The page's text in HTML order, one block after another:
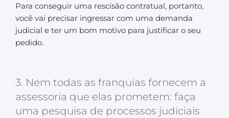
Para conseguir uma rescisão contratual, portanto,
você vai precisar ingressar com uma demanda
judicial e ter um bom motivo para justificar o seu
pedido.
3. Nem todas as franquias fornecem a
assessoria que elas prometem: faça
uma pesquisa de processos judiciais